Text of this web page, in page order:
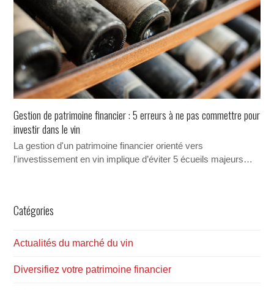
Gestion de patrimoine financier : 5 erreurs à ne pas commettre pour
investir dans le vin
La gestion d'un patrimoine financier orienté vers
l'investissement en vin implique d’éviter 5 écueils majeurs…
Catégories
Actualités du marché du vin
Diversifiez votre patrimoine financier